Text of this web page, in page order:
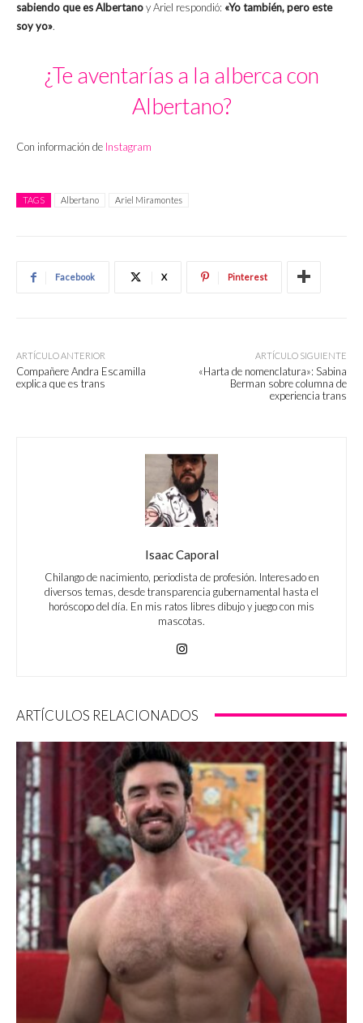
sabiendo que es Albertanoy Ariel respondió: «Yo también, pero este
soy yo».
¿Te aventarías a la alberca con
Albertano?
Con información de Instagram
TAGS Albertano Ariel Miramontes
Facebook X Pinterest
ARTÍCULO ANTERIOR
Compañere Andra Escamilla
explica que es trans
ARTÍCULO SIGUIENTE
«Harta de nomenclatura»: Sabina
Berman sobre columna de
experiencia trans
Isaac Caporal
Chilango de nacimiento, periodista de profesión. Interesado en
diversos temas, desde transparencia gubernamental hasta el
horóscopo del día. En mis ratos libres dibujo y juego con mis
mascotas.
ARTÍCULOS RELACIONADOS